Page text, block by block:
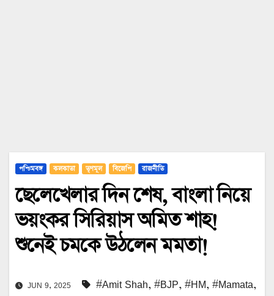
পশ্চিমবঙ্গ কলকাতা তৃণমূল বিজেপি রাজনীতি
ছেলেখেলার দিন শেষ, বাংলা নিয়ে
ভয়ংকর সিরিয়াস অমিত শাহ!
শুনেই চমকে উঠলেন মমতা!
JUN 9, 2025 #Amit Shah, #BJP, #HM, #Mamata,